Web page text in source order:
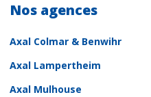
Nos agences
Axal Colmar & Benwihr
Axal Lampertheim
Axal Mulhouse